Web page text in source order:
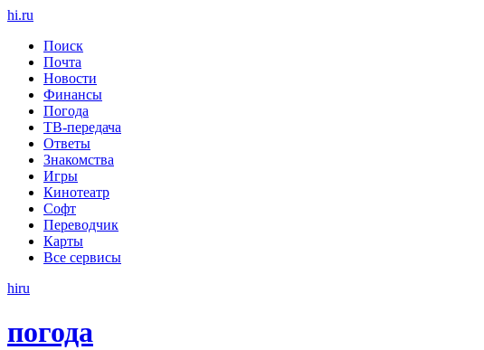
hi.ru
Поиск
Почта
Новости
Финансы
Погода
ТВ-передача
Ответы
Знакомства
Игры
Кинотеатр
Софт
Переводчик
Карты
Все сервисы
hiru
погода